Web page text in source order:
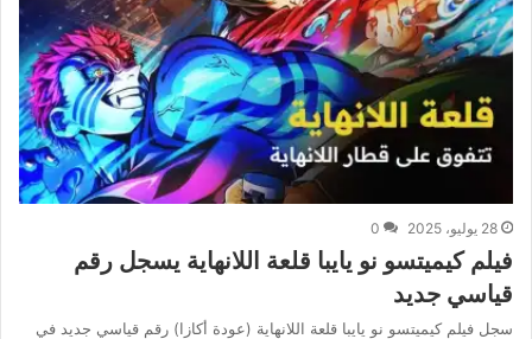
28 يوليو، 2025 0
فيلم كيميتسو نو يايبا قلعة اللانهاية يسجل رقم
قياسي جديد
سجل فيلم كيميتسو نو يايبا قلعة اللانهاية (عودة أكازا) رقم قياسي جديد في